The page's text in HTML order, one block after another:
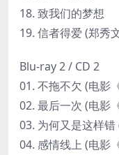
18. 致我们的梦想
19. 信者得爱 (郑秀
Blu-ray 2 / CD 2
01. 不拖不欠 (电影
02. 最后一次 (电影
03. 为何又是这样
04. 感情线上 (电影